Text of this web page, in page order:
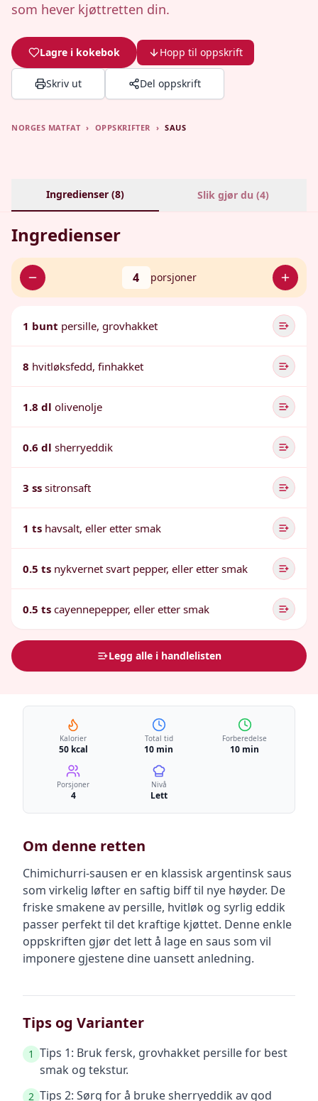
som hever kjøttretten din.
Lagre i kokebok Hopp til oppskrift
Skriv ut Del oppskrift
NORGES MATFAT › OPPSKRIFTER › SAUS
Ingredienser (8) Slik gjør du (4)
Ingredienser
4 porsjoner
1 bunt persille, grovhakket
8 hvitløksfedd, finhakket
1.8 dl olivenolje
0.6 dl sherryeddik
3 ss sitronsaft
1 ts havsalt, eller etter smak
0.5 ts nykvernet svart pepper, eller etter smak
0.5 ts cayennepepper, eller etter smak
Legg alle i handlelisten
Kalorier
50 kcal
Total tid
10 min
Forberedelse
10 min
Porsjoner
4
Nivå
Lett
Om denne retten
Chimichurri-sausen er en klassisk argentinsk saus
som virkelig løfter en saftig biff til nye høyder. De
friske smakene av persille, hvitløk og syrlig eddik
passer perfekt til det kraftige kjøttet. Denne enkle
oppskriften gjør det lett å lage en saus som vil
imponere gjestene dine uansett anledning.
Tips og Varianter
1 Tips 1: Bruk fersk, grovhakket persille for best
smak og tekstur.
2 Tips 2: Sørg for å bruke sherryeddik av god